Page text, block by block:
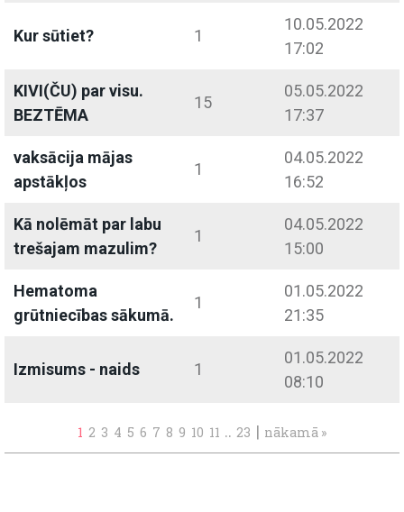
Kur sūtiet? 1
10.05.2022
17:02
KIVI(ČU) par visu.
BEZTĒMA
15
05.05.2022
17:37
vaksācija mājas
apstākļos
1
04.05.2022
16:52
Kā nolēmāt par labu
trešajam mazulim?
1
04.05.2022
15:00
Hematoma
grūtniecības sākumā.
1
01.05.2022
21:35
Izmisums - naids 1
01.05.2022
08:10
1 2 3 4 5 6 7 8 9 10 11 .. 23 | nākamā »